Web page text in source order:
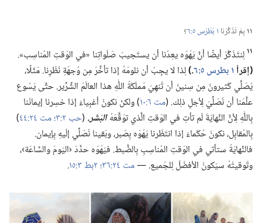
١١ بِمَ تُذَكِّرُنا١ بُطْرُس ٥:‏٦
‏؟‏
١١لِنتَذَكَّرْ أيضًا أنَّ يَهْوَه يعِدُنا أن يستَجيبَ صَلَواتِنا «في الوَقتِ المُناسِب».‏
‏(‏إقرأ١ بطرس ٥:‏٦ ‏.‏)‏لِذا لا يجِبُ أن نلومَهُ إذا تأخَّرَ مِن وُجهَةِ نَظَرِنا.‏ مَثَلًا،‏
يُصَلِّي كَثيرونَ مِن سِنينَ أن تُنهِيَ مَملَكَةُ اللّٰهِ هذا العالَمَ الشِّرِّير.‏ حتَّى يَسُوع
علَّمَنا أن نُصَلِّيَ لِأجلِ ذلِك.‏ (‏مت ٦:‏١٠
‏)‏ ولكنْ نكونُ أغبِياءَ إذا خسِرنا إيمانَنا
بِاللّٰهِ لِأنَّ النِّهايَةَ لَم تأتِ في الوَقتِ الَّذي توَقَّعَهُالبَشَر.‏(‏حب ٢:‏٣؛‏ مت ٢٤:‏٤٤
‏)‏
بِالمُقابِل،‏ نكونُ حُكَماءَ إذا انتَظَرنا يَهْوَه بِصَبر،‏ وبَقينا نُصَلِّي إلَيهِ بِإيمان.‏
فالنِّهايَةُ ستأتي في الوَقتِ المُناسِبِ بِالضَّبط.‏ فيَهْوَه حدَّدَ ‹اليَومَ والسَّاعَة›،‏
وتَوقيتُهُ سيَكونُ الأفضَلَ لِلجَميع.‏ —‏مت ٢٤:‏٣٦؛‏ ‏.‏